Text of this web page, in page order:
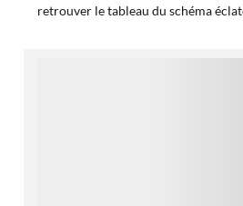
retrouver le tableau du schéma